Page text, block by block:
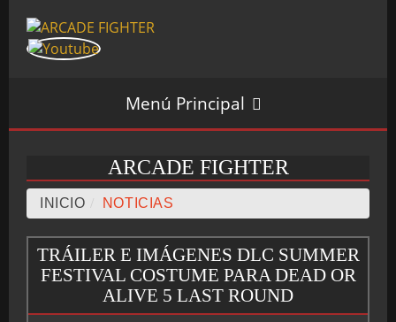
Menú Principal
INICIO
SALÓN ARCADE
ARCADE FIGHTER
INICIO NOTICIAS
TRÁILER E IMÁGENES DLC SUMMER
FESTIVAL COSTUME PARA DEAD OR
ALIVE 5 LAST ROUND